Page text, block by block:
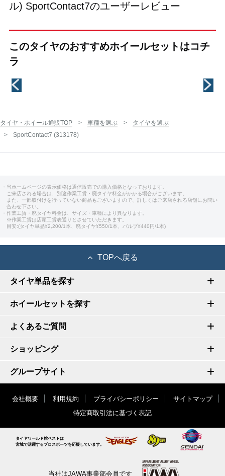
ル) SportContact7のユーザーレビュー
このタイヤのおすすめホイールセットはコチ
ラ
タイヤ・ホイール通販TOP 車種を選ぶ
タイヤを選ぶ
SportContact7 (313178)
・当ホームページの表示価格は通信販売での購入価格となっております。
ご来店される場合は、別途作業工賃・廃タイヤ料金がかかる場合がございます。
また、一部取付けを行っていない商品もございますので、詳しくはご来店される店舗にお問い
合わせ下さい。
・作業工賃・廃タイヤ料金は、サイズ・車種により異なります。
※作業工賃は店頭工賃表通りとさせていただきます。
目安:(タイヤ単品¥2,200/1本、廃タイヤ¥550/1本、バルブ¥440円/1本)
TOPへ戻る
タイヤ単品を探す
ホイールセットを探す
よくあるご質問
ショッピング
グループサイト
会社概要 利用規約 プライバシーポリシー
サイトマップ
特定商取引法に基づく表記
タイヤワールド館ベストは
宮城で活躍するプロスポーツを応援しています。
当社はJAWA事業部会員です